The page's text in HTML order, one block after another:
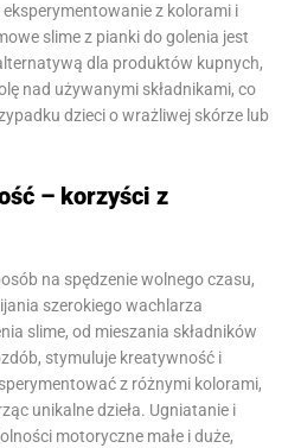
z kolorami i
slime z pianki do golenia jest
dla produktów kupnych,
nad używanymi składnikami, co
dzieci o wrażliwej skórze lub
– korzyści z
na spędzenie wolnego czasu,
szerokiego wachlarza
slime, od mieszania składników
stymuluje kreatywność i
z różnymi kolorami,
unikalne dzieła. Ugniatanie i
motoryczne małe i duże,